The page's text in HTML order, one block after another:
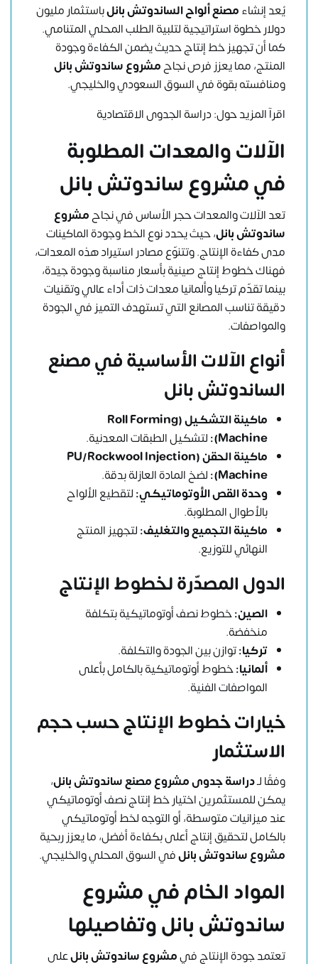
يُعد إنشاءمصنع ألواح الساندوتش بانلباستثمار مليون
دولار خطوة استراتيجية لتلبية الطلب المحلي المتنامي.
كما أن تجهيز خط إنتاج حديث يضمن الكفاءة وجودة
المنتج، مما يعزز فرص نجاحمشروع ساندوتش بانل
ومنافسته بقوة في السوق السعودي والخليجي.
اقرآ المزيد حول:دراسة الجدوى الاقتصادية
الآلات والمعدات المطلوبة
في مشروع ساندوتش بانل
تعد الآلات والمعدات حجر الأساس في نجاحمشروع
ساندوتش بانل، حيث يحدد نوع الخط وجودة الماكينات
مدى كفاءة الإنتاج. وتتنوّع مصادر استيراد هذه المعدات،
فهناك خطوط إنتاج صينية بأسعار مناسبة وجودة جيدة،
بينما تقدّم تركيا وألمانيا معدات ذات أداء عالي وتقنيات
دقيقة تناسب المصانع التي تستهدف التميز في الجودة
والمواصفات.
أنواع الآلات الأساسية في مصنع
الساندوتش بانل
ماكينة التشكيل (Roll Forming
Machine):
لتشكيل الطبقات المعدنية.
ماكينة الحقن (PU/Rockwool Injection
Machine):
لضخ المادة العازلة بدقة.
وحدة القص الأوتوماتيكي:لتقطيع الألواح
بالأطوال المطلوبة.
ماكينة التجميع والتغليف:لتجهيز المنتج
النهائي للتوزيع.
الدول المصدّرة لخطوط الإنتاج
الصين:خطوط نصف أوتوماتيكية بتكلفة
منخفضة.
تركيا:توازن بين الجودة والتكلفة.
ألمانيا:خطوط أوتوماتيكية بالكامل بأعلى
المواصفات الفنية.
خيارات خطوط الإنتاج حسب حجم
الاستثمار
وفقًا لـدراسة جدوى مشروع مصنع ساندوتش بانل،
يمكن للمستثمرين اختيار خط إنتاج نصف أوتوماتيكي
عند ميزانيات متوسطة، أو التوجه لخط أوتوماتيكي
بالكامل لتحقيق إنتاج أعلى بكفاءة أفضل، ما يعزز ربحية
مشروع ساندوتش بانلفي السوق المحلي والخليجي.
المواد الخام في مشروع
ساندوتش بانل وتفاصيلها
تعتمد جودة الإنتاج فيمشروع ساندوتش بانلعلى